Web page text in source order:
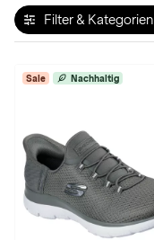
k
Filter & Kategorien
Sale Nachhaltig